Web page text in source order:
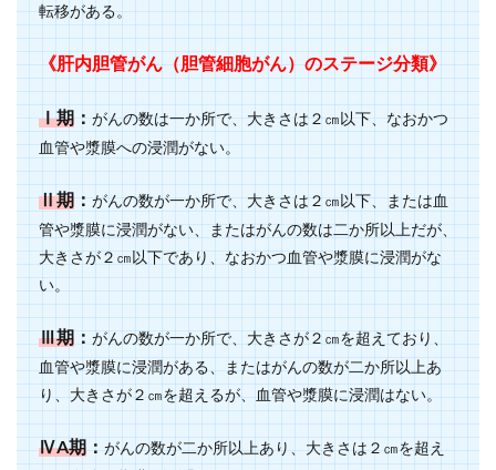
転移がある。
《肝内胆管がん（胆管細胞がん）のステージ分類》
Ⅰ期：がんの数は一か所で、大きさは２㎝以下、なおかつ
血管や漿膜への浸潤がない。
Ⅱ期：がんの数が一か所で、大きさは２㎝以下、または血
管や漿膜に浸潤がない、またはがんの数は二か所以上だが、
大きさが２㎝以下であり、なおかつ血管や漿膜に浸潤がな
い。
Ⅲ期：がんの数が一か所で、大きさが２㎝を超えており、
血管や漿膜に浸潤がある、またはがんの数が二か所以上あ
り、大きさが２㎝を超えるが、血管や漿膜に浸潤はない。
ⅣA期：がんの数が二か所以上あり、大きさは２㎝を超え